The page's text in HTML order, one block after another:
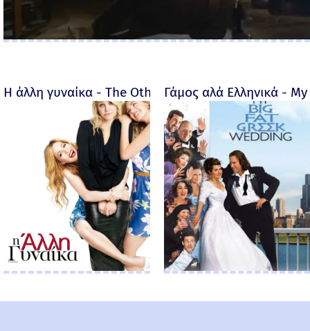
Η άλλη γυναίκα - The Other Woman – 2014
Γάμος αλά Ελληνικά -